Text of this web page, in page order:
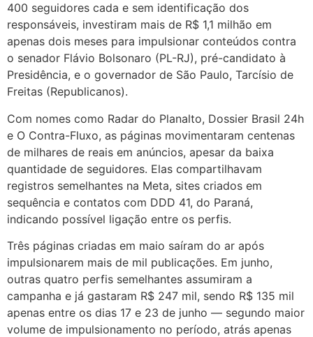
400 seguidores cada e sem identificação dos
responsáveis, investiram mais de R$ 1,1 milhão em
apenas dois meses para impulsionar conteúdos contra
o senador Flávio Bolsonaro (PL-RJ), pré-candidato à
Presidência, e o governador de São Paulo, Tarcísio de
Freitas (Republicanos).
Com nomes como Radar do Planalto, Dossier Brasil 24h
e O Contra-Fluxo, as páginas movimentaram centenas
de milhares de reais em anúncios, apesar da baixa
quantidade de seguidores. Elas compartilhavam
registros semelhantes na Meta, sites criados em
sequência e contatos com DDD 41, do Paraná,
indicando possível ligação entre os perfis.
Três páginas criadas em maio saíram do ar após
impulsionarem mais de mil publicações. Em junho,
outras quatro perfis semelhantes assumiram a
campanha e já gastaram R$ 247 mil, sendo R$ 135 mil
apenas entre os dias 17 e 23 de junho — segundo maior
volume de impulsionamento no período, atrás apenas